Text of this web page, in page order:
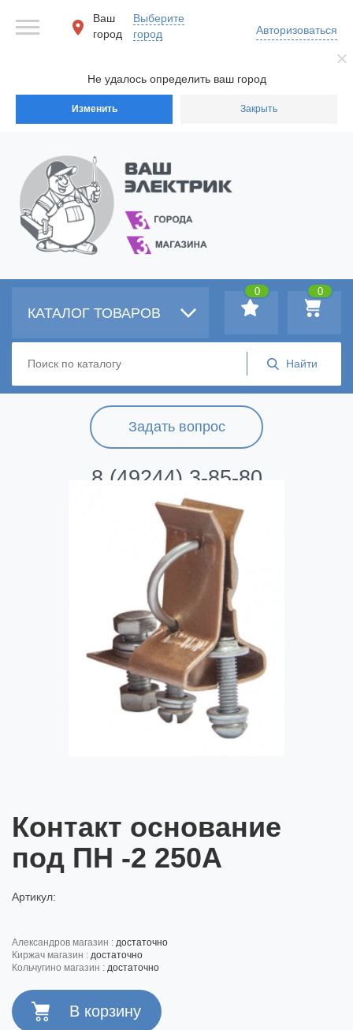
Не удалось определить ваш город
Изменить Закрыть
Ваш
город
Выберите
город
Авторизоваться
Задать вопрос
8 (49244) 3-85-80
КАТАЛОГ ТОВАРОВ
0
0
Контакт основание
под ПН -2 250А
Артикул:
александров магазин : достаточно
киржач магазин : достаточно
кольчугино магазин : достаточно